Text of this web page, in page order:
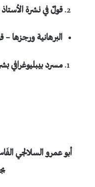
قولٌ في نشرة
البرهانية ورجزها –
مسرد بيبليوغرافي
أبو عمرو السلالجي